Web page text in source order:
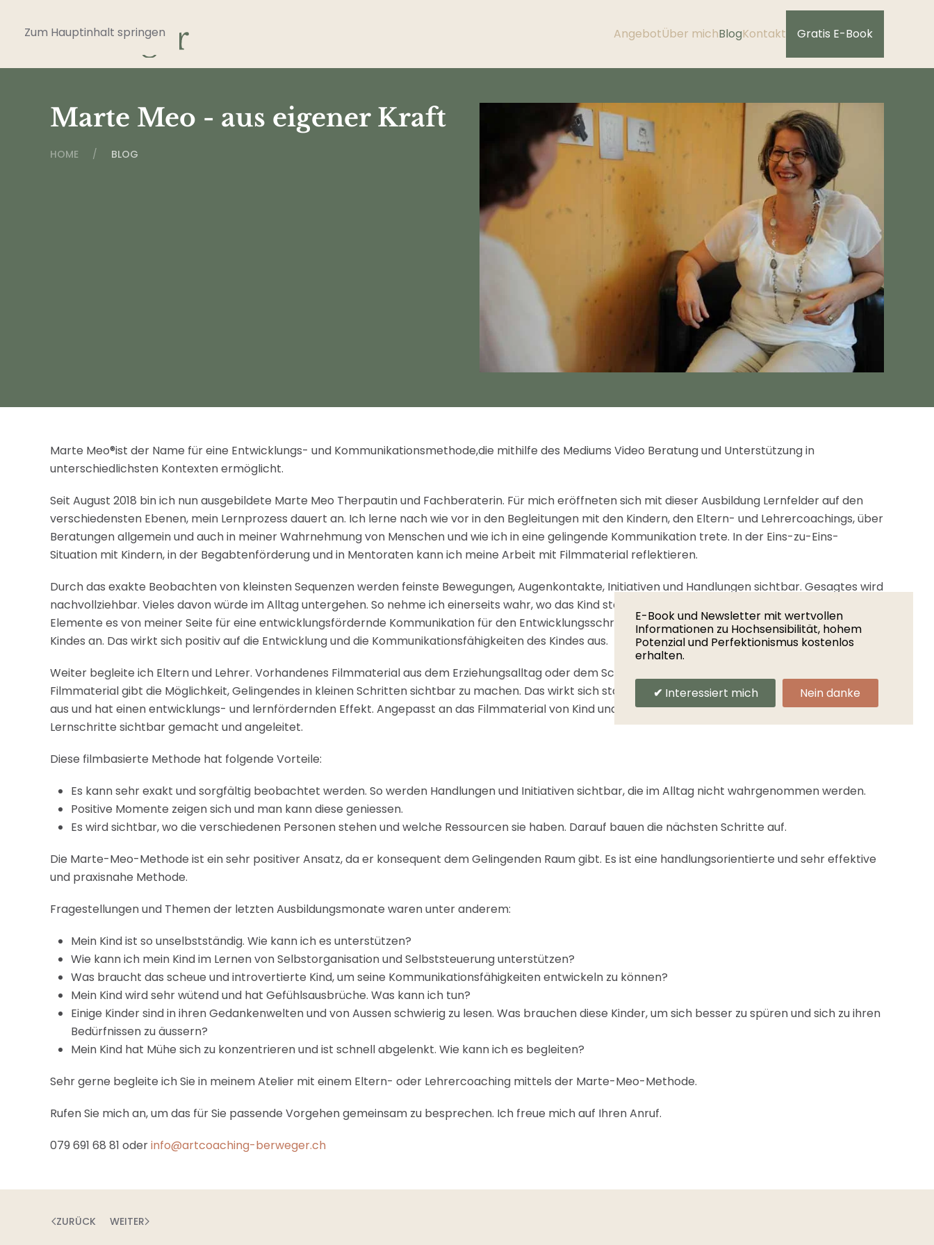
Zum Hauptinhalt springen AngebotÜber michBlogKontakt Gratis E-Book
Marte Meo - aus eigener Kraft
HOME BLOG
Marte Meo®ist der Name für eine Entwicklungs- und Kommunikationsmethode,die mithilfe des Mediums Video Beratung und Unterstützung in
unterschiedlichsten Kontexten ermöglicht.
Seit August 2018 bin ich nun ausgebildete Marte Meo Therpautin und Fachberaterin. Für mich eröffneten sich mit dieser Ausbildung Lernfelder auf den
verschiedensten Ebenen, mein Lernprozess dauert an. Ich lerne nach wie vor in den Begleitungen mit den Kindern, den Eltern- und Lehrercoachings, über
Beratungen allgemein und auch in meiner Wahrnehmung von Menschen und wie ich in eine gelingende Kommunikation trete. In der Eins-zu-Eins-
Situation mit Kindern, in der Begabtenförderung und in Mentoraten kann ich meine Arbeit mit Filmmaterial reflektieren.
Durch das exakte Beobachten von kleinsten Sequenzen werden feinste Bewegungen, Augenkontakte, Initiativen und Handlungen sichtbar. Gesagtes wird
nachvollziehbar. Vieles davon würde im Alltag untergehen. So nehme ich einerseits wahr, wo das Kind steht, und andererseits erkenne ich, welche
Elemente es von meiner Seite für eine entwicklungsfördernde Kommunikation für den Entwicklungsschritt braucht. Diese wende ich in der Begleitung des
Kindes an. Das wirkt sich positiv auf die Entwicklung und die Kommunikationsfähigkeiten des Kindes aus.
Weiter begleite ich Eltern und Lehrer. Vorhandenes Filmmaterial aus dem Erziehungsalltag oder dem Schulalltag ist die Basis dieses Coachings. Das
Filmmaterial gibt die Möglichkeit, Gelingendes in kleinen Schritten sichtbar zu machen. Das wirkt sich stärkend auf die Erziehungskompetenz der Eltern
aus und hat einen entwicklungs- und lernfördernden Effekt. Angepasst an das Filmmaterial von Kind und dessen Eltern oder Lehrern, werden nächste
Lernschritte sichtbar gemacht und angeleitet.
Diese filmbasierte Methode hat folgende Vorteile:
Es kann sehr exakt und sorgfältig beobachtet werden. So werden Handlungen und Initiativen sichtbar, die im Alltag nicht wahrgenommen werden.
Positive Momente zeigen sich und man kann diese geniessen.
Es wird sichtbar, wo die verschiedenen Personen stehen und welche Ressourcen sie haben. Darauf bauen die nächsten Schritte auf.
Die Marte-Meo-Methode ist ein sehr positiver Ansatz, da er konsequent dem Gelingenden Raum gibt. Es ist eine handlungsorientierte und sehr effektive
und praxisnahe Methode.
Fragestellungen und Themen der letzten Ausbildungsmonate waren unter anderem:
Mein Kind ist so unselbstständig. Wie kann ich es unterstützen?
Wie kann ich mein Kind im Lernen von Selbstorganisation und Selbststeuerung unterstützen?
Was braucht das scheue und introvertierte Kind, um seine Kommunikationsfähigkeiten entwickeln zu können?
Mein Kind wird sehr wütend und hat Gefühlsausbrüche. Was kann ich tun?
Einige Kinder sind in ihren Gedankenwelten und von Aussen schwierig zu lesen. Was brauchen diese Kinder, um sich besser zu spüren und sich zu ihren
Bedürfnissen zu äussern?
Mein Kind hat Mühe sich zu konzentrieren und ist schnell abgelenkt. Wie kann ich es begleiten?
Sehr gerne begleite ich Sie in meinem Atelier mit einem Eltern- oder Lehrercoaching mittels der Marte-Meo-Methode.
Rufen Sie mich an, um das für Sie passende Vorgehen gemeinsam zu besprechen. Ich freue mich auf Ihren Anruf.
079 691 68 81 oderinfo@artcoaching-berweger.ch
ZURÜCK WEITER
E-Book und Newsletter mit wertvollen
Informationen zu Hochsensibilität, hohem
Potenzial und Perfektionismus kostenlos
erhalten.
Interessiert mich Nein danke